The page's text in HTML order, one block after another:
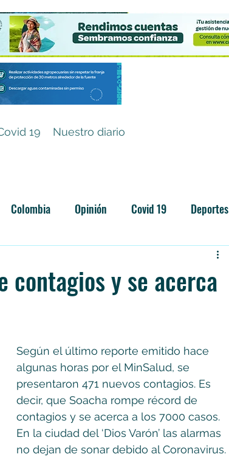
19 Nuestro diario
Colombia Opinión Covid 19 Deportes
contagios y se acerca
Según el último reporte emitido hace
algunas horas por el MinSalud, se
presentaron 471 nuevos contagios. Es
decir, que Soacha rompe récord de
contagios y se acerca a los 7000 casos.
En la ciudad del ‘Dios Varón’ las alarmas
no dejan de sonar debido al Coronavirus.